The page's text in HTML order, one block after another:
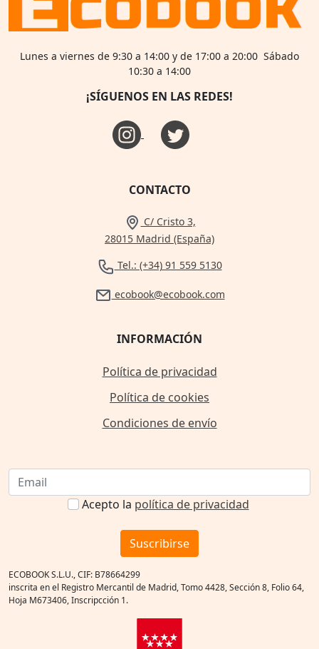
Lunes a viernes de 9:30 a 14:00 y de 17:00 a 20:00 Sábado
10:30 a 14:00
¡SÍGUENOS EN LAS REDES!
CONTACTO
C/ Cristo 3,
28015 Madrid (España)
Tel.: (+34) 91 559 5130
ecobook@ecobook.com
INFORMACIÓN
Política de privacidad
Política de cookies
Condiciones de envío
Acepto la política de privacidad
Suscribirse
ECOBOOK S.L.U., CIF: B78664299
inscrita en el Registro Mercantil de Madrid, Tomo 4428, Sección 8, Folio 64,
Hoja M673406, Inscripcción 1.